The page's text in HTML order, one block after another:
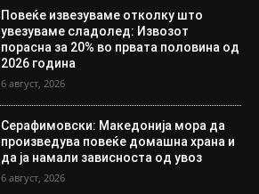
Повеќе извезуваме отколку што
увезуваме сладолед: Извозот
порасна за 20% во првата половина од
2026 година
6 август, 2026
Серафимовски: Македонија мора да
произведува повеќе домашна храна и
да ја намали зависноста од увоз
6 август, 2026